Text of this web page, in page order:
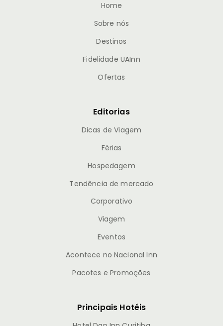
Home
Sobre nós
Destinos
Fidelidade UAInn
Ofertas
Editorias
Dicas de Viagem
Férias
Hospedagem
Tendência de mercado
Corporativo
Viagem
Eventos
Acontece no Nacional Inn
Pacotes e Promoções
Principais Hotéis